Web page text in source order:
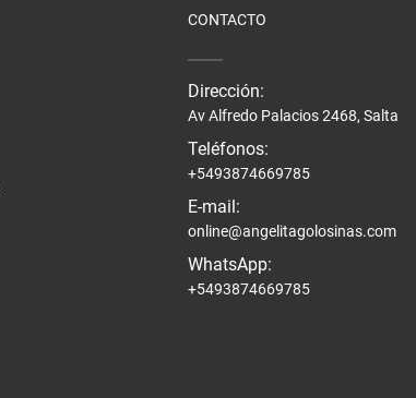
CONTACTO
Dirección:
Av Alfredo Palacios 2468, Salta
Teléfonos:
+5493874669785
E-mail:
online@angelitagolosinas.com
WhatsApp:
+5493874669785